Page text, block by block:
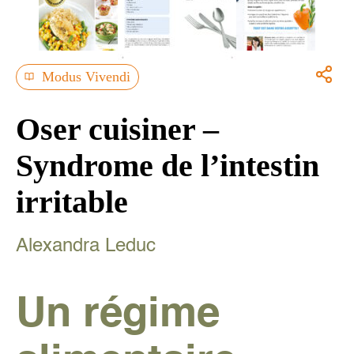
Modus Vivendi
Oser cuisiner –
Syndrome de l’intestin
irritable
Alexandra Leduc
Un régime